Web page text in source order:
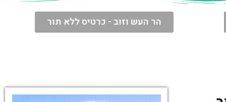
הר העש וזוב - כרטיס ללא תור